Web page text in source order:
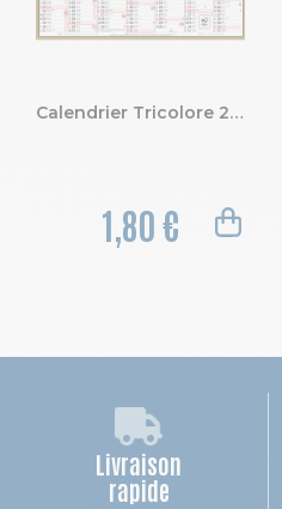
Calendrier Tricolore 22 x 29,5 cm Semestriel 2027
1,80 €
Livraison
rapide